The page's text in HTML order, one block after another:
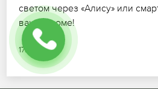
светом через «Алису» или
вашем доме!
17.07.2026